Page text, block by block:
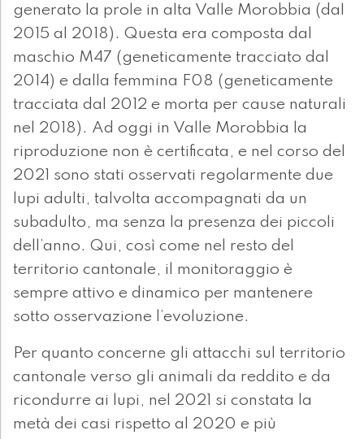
generato la prole in alta Valle Morobbia (dal
2015 al 2018). Questa era composta dal
maschio M47 (geneticamente tracciato dal
2014) e dalla femmina F08 (geneticamente
tracciata dal 2012 e morta per cause naturali
nel 2018). Ad oggi in Valle Morobbia la
riproduzione non è certificata, e nel corso del
2021 sono stati osservati regolarmente due
lupi adulti, talvolta accompagnati da un
subadulto, ma senza la presenza dei piccoli
dell’anno. Qui, così come nel resto del
territorio cantonale, il monitoraggio è
sempre attivo e dinamico per mantenere
sotto osservazione l’evoluzione.
Per quanto concerne gli attacchi sul territorio
cantonale verso gli animali da reddito e da
ricondurre ai lupi, nel 2021 si constata la
metà dei casi rispetto al 2020 e più